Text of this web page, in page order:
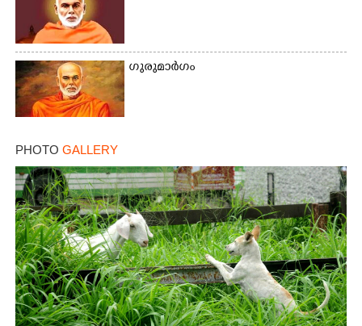
ഗുരുമാർഗം
PHOTO GALLERY